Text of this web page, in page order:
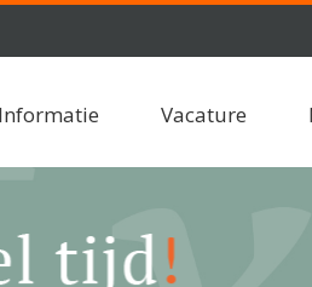
Informatie Vacature